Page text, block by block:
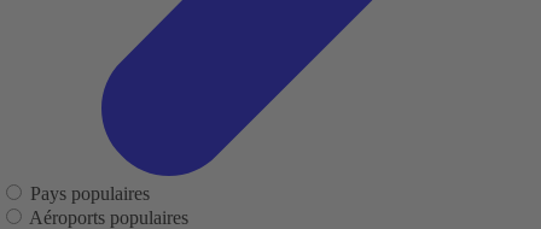
Pays populaires
Aéroports populaires